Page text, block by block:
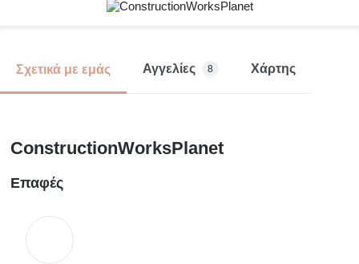
Σχετικά με εμάς Αγγελίες 8 Χάρτης
ConstructionWorksPlanet
Επαφές